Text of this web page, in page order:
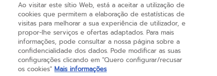
AJUDA
SOBRE NÓS
Ao visitar este sítio Web, está a aceitar a utilização de
cookies que permitem a elaboração de estatísticas de
visitas para melhorar a sua experiência de utilizador, e
propor-lhe serviços e ofertas adaptados. Para mais
informações, pode consultar a nossa página sobre a
confidencialidade dos dados. Pode modificar as suas
configurações clicando em "Quero configurar/recusar
os cookies" Mais informações